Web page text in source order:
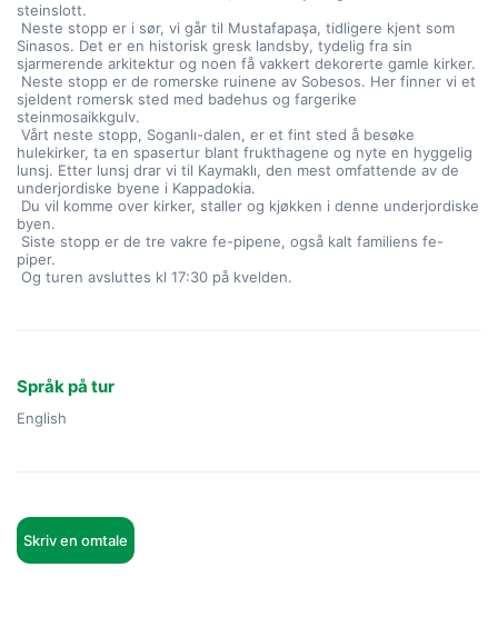
steinslott.
Sinasos. Det er en historisk gresk landsby, tydelig fra sin
sjarmerende arkitektur og noen få vakkert dekorerte gamle kirker.
sjeldent romersk sted med badehus og fargerike
steinmosaikkgulv.
hulekirker, ta en spasertur blant frukthagene og nyte en hyggelig
lunsj. Etter lunsj drar vi til Kaymaklı, den mest omfattende av de
underjordiske byene i Kappadokia.
byen.
piper.
Og turen avsluttes kl 17:30 på kvelden.
Språk på tur
English
Skriv en omtale